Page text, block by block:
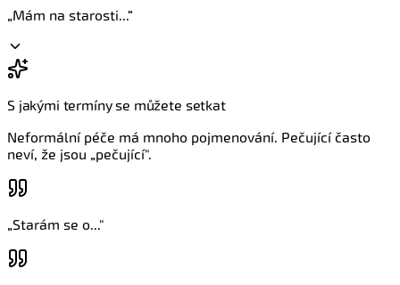
„Mám na starosti...“
S jakými termíny se můžete setkat
Neformální péče má mnoho pojmenování. Pečující často
neví, že jsou „pečující".
„Starám se o..."